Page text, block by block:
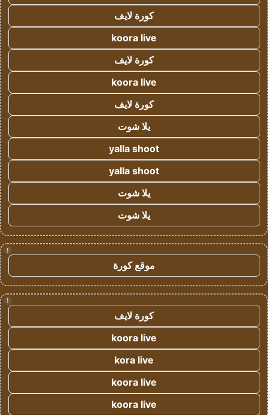
كورة لايف
koora live
كورة لايف
koora live
كورة لايف
يلا شوت
yalla shoot
yalla shoot
يلا شوت
يلا شوت
!
موقع كورة
!
كورة لايف
koora live
kora live
koora live
koora live